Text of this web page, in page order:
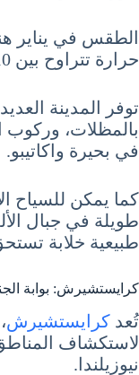
الطقس في يناير
حرارة تتراوح بين 10 إلى 22 درجة مئوية.
توفر المدينة
بالمظلات، وركوب
في بحيرة واكاتيبو.
كما يمكن للسياح
طويلة في جبال
طبيعية خلابة
كرايستشيرش: بوابة
تُعد كرايستشيرش
لاستكشاف
نيوزيلندا.